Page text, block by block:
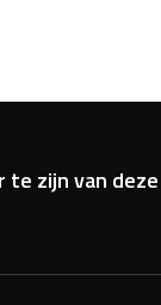
zijn van